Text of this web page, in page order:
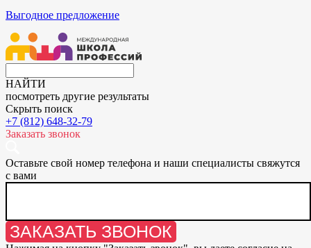
Выгодное предложение
НАЙТИ
посмотреть другие результаты
Скрыть поиск
+7 (812) 648-32-79
Заказать звонок
Оставьте свой номер телефона и наши специалисты свяжутся
с вами
ЗАКАЗАТЬ ЗВОНОК